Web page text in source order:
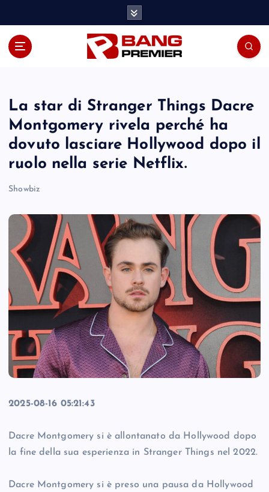
La star di Stranger Things Dacre
Montgomery rivela perché ha
dovuto lasciare Hollywood dopo il
ruolo nella serie Netflix.
Showbiz
2025-08-16 05:21:43
Dacre Montgomery si è allontanato da Hollywood dopo
la fine della sua esperienza in Stranger Things nel 2022.
Dacre Montgomery si è preso una pausa da Hollywood